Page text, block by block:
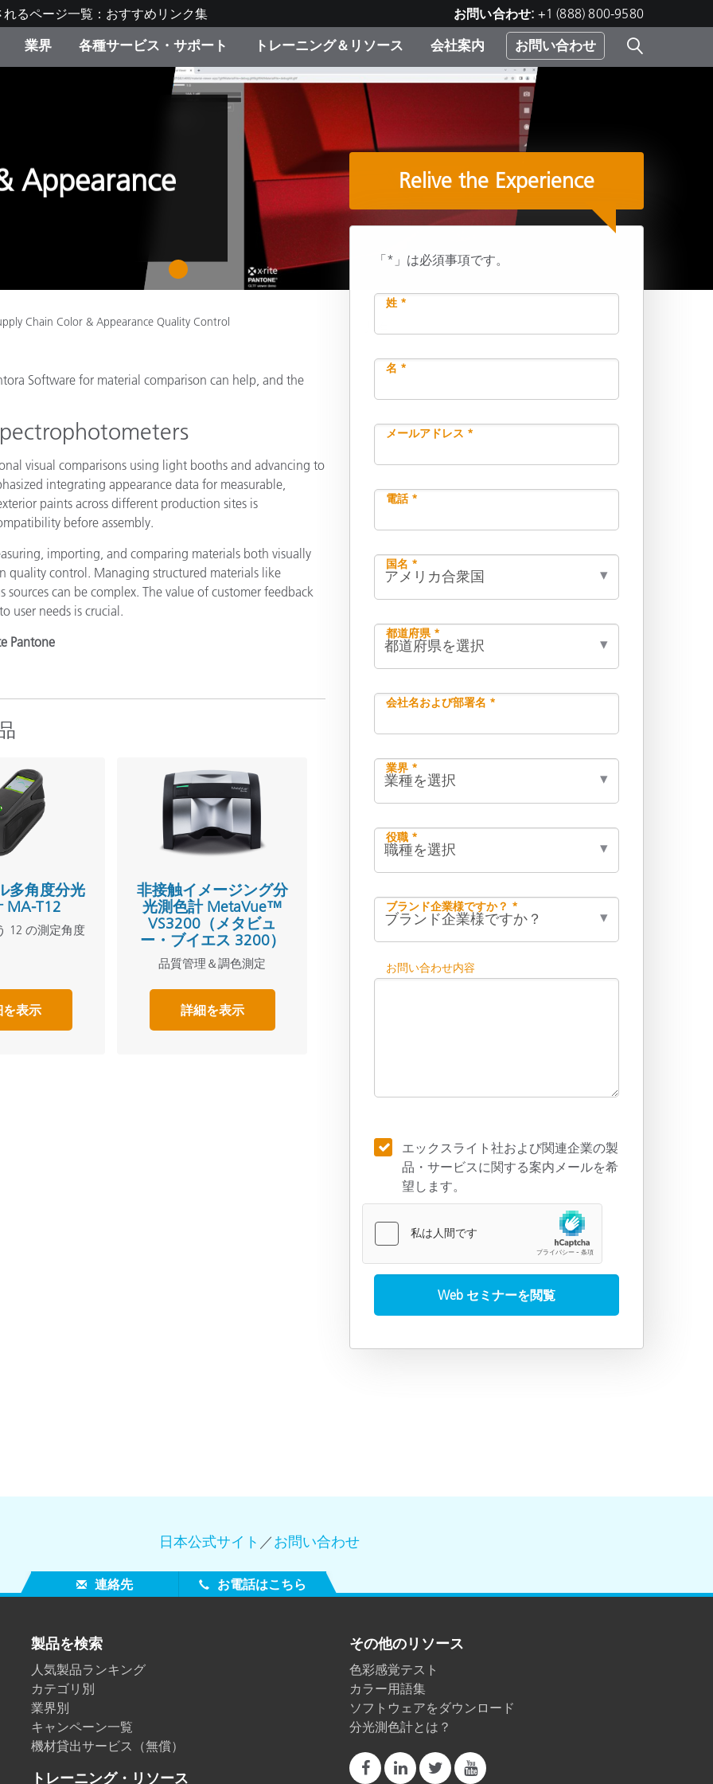
れるページ一覧：おすすめリンク集 お問い合わせ: +1 (888) 800-9580
生産終了製品：アップグレー
ド製品を検索
キャンペーン
機材貸出サービス（無料）
業界
ディスプレイメーカー＆プリ
ンターメーカー対象 OEM ソ
リューション
消費者向け製品パッケージ
食品の測色
ライフサイエンス
製紙業
耐久消費財
各種サービス・サポート
弊社へのお問い合わせ
トレーニング＆リソース
X-Riteラーニングセンター
製品リスト（旧製品も含む）
その他のリソース
会社案内 お問い合わせ
Appearance
1
Chain Color & Appearance Quality Control
Software for material comparison can help, and the
visual comparisons using light booths and advancing to
integrating appearance data for measurable,
paints across different production sites is
before assembly.
importing, and comparing materials both visually
quality control. Managing structured materials like
can be complex. The value of customer feedback
user needs is crucial.
Pantone
多角度分光
MA-T12
12 の測定角度
を表示
非接触イメージング分
光測色計 MetaVue™
VS3200（メタビュ
ー・ブイエス 3200）
品質管理＆調色測定
詳細を表示
Relive the Experience
「*」は必須事項です。
姓 *
名 *
メールアドレス *
電話 *
国名 *
都道府県 *
会社名および部署名 *
業界 *
役職 *
ブランド企業様ですか？ *
お問い合わせ内容
エックスライト社および関連企業の製
品・サービスに関する案内メールを希
望します。
日本公式サイト ／お問い合わせ
連絡先 お電話はこちら
製品を検索
人気製品ランキング
カテゴリ別
業界別
キャンペーン一覧
機材貸出サービス（無償）
トレーニング・リソース
その他のリソース
色彩感覚テスト
カラー用語集
ソフトウェアをダウンロード
分光測色計とは？